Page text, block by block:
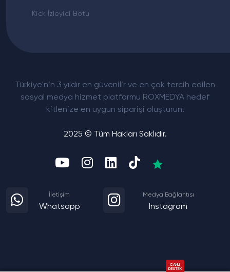
CANLI
DESTEK
Türkiye'nin 3 yıldır en güvenilir ve en çok tercih edilen
sosyal medya hizmet platformu ROXMEDYA hedef
kitlenize en uygun siparişi oluşturun!
2025 © Tüm Hakları Saklıdır.
İletişim
Whatsapp
Medya Bağlantısı
Instagram
Kick İzleyici Botu